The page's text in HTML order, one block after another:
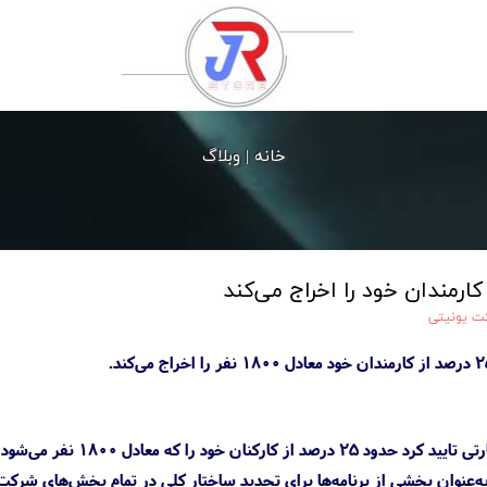
خانه |وبلاگ
خود را اخراج می‌کند
یونیتی
یونیتی در جریان یک
بخشی از برنامه‌ها برای تجدید ساختار کلی در تمام بخش‌های